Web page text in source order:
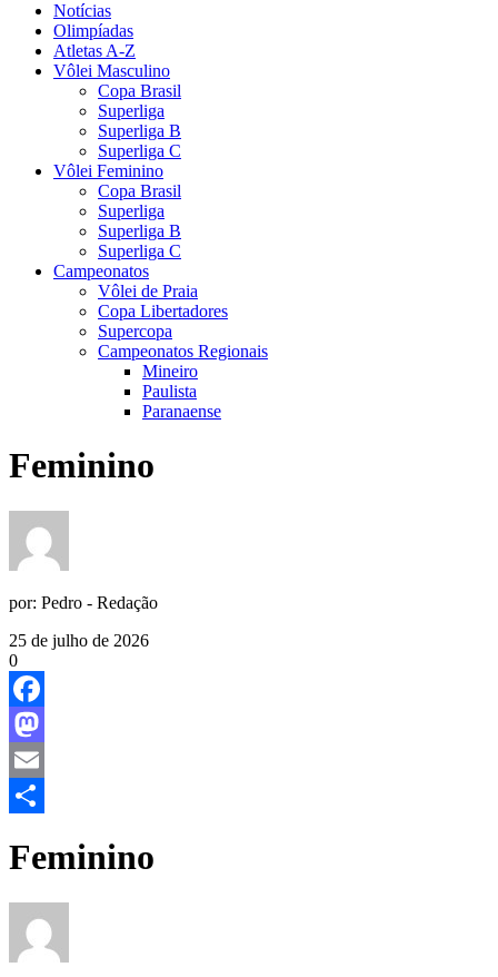
Notícias
Olimpíadas
Atletas A-Z
Vôlei Masculino
Copa Brasil
Superliga
Superliga B
Superliga C
Vôlei Feminino
Copa Brasil
Superliga
Superliga B
Superliga C
Campeonatos
Vôlei de Praia
Copa Libertadores
Supercopa
Campeonatos Regionais
Mineiro
Paulista
Paranaense
Feminino
por: Pedro - Redação
25 de julho de 2026
0
Facebook
Mastodon
Email
Feminino